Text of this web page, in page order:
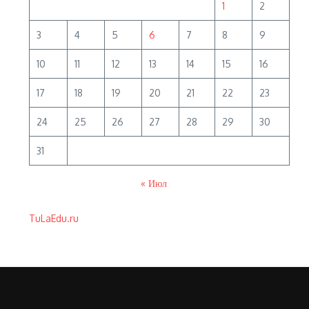
1 2
3 4 5 6 7 8 9
10 11 12 13 14 15 16
17 18 19 20 21 22 23
24 25 26 27 28 29 30
31
« Июл
TuLaEdu.ru